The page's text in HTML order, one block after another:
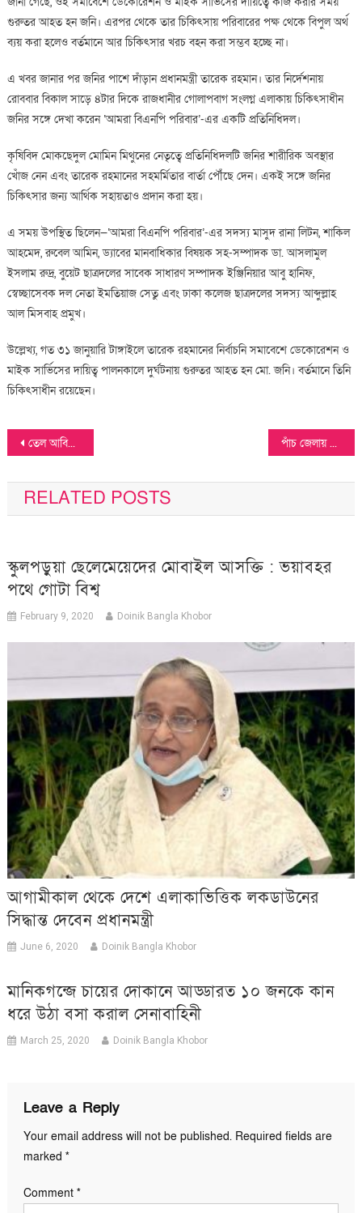
রহমান
গুরুতর আহত হন জনি। এরপর থেকে তার চিকিৎসায় পরিবারের পক্ষ থেকে বিপুল অর্থ
ব্যয় করা হলেও বর্তমানে আর চিকিৎসার খরচ বহন করা সম্ভব হচ্ছে না।
এ খবর জানার পর জনির পাশে দাঁড়ান প্রধানমন্ত্রী তারেক রহমান। তার নির্দেশনায়
রোববার বিকাল সাড়ে ৪টার দিকে রাজধানীর গোলাপবাগ সংলগ্ন এলাকায় চিকিৎসাধীন
জনির সঙ্গে দেখা করেন ‘আমরা বিএনপি পরিবার’-এর একটি প্রতিনিধিদল।
কৃষিবিদ মোকছেদুল মোমিন মিথুনের নেতৃত্বে প্রতিনিধিদলটি জনির শারীরিক অবস্থার
খোঁজ নেন এবং তারেক রহমানের সহমর্মিতার বার্তা পৌঁছে দেন। একই সঙ্গে জনির
চিকিৎসার জন্য আর্থিক সহায়তাও প্রদান করা হয়।
এ সময় উপস্থিত ছিলেন—‘আমরা বিএনপি পরিবার’-এর সদস্য মাসুদ রানা লিটন, শাকিল
আহমেদ, রুবেল আমিন, ড্যাবের মানবাধিকার বিষয়ক সহ-সম্পাদক ডা. আসলামুল
ইসলাম রুদ্র, বুয়েট ছাত্রদলের সাবেক সাধারণ সম্পাদক ইঞ্জিনিয়ার আবু হানিফ,
স্বেচ্ছাসেবক দল নেতা ইমতিয়াজ সেতু এবং ঢাকা কলেজ ছাত্রদলের সদস্য আব্দুল্লাহ
আল মিসবাহ প্রমুখ।
উল্লেখ্য, গত ৩১ জানুয়ারি টাঙ্গাইলে তারেক রহমানের নির্বাচনি সমাবেশে ডেকোরেশন ও
মাইক সার্ভিসের দায়িত্ব পালনকালে দুর্ঘটনায় গুরুতর আহত হন মো. জনি। বর্তমানে তিনি
চিকিৎসাধীন রয়েছেন।
Post
navigation
তেল আবিবের প্রাণকেন্দ্রে আছড়ে পড়ল ইরানের ক্ষেপণাস্ত্র, কাঁপছে ইসরাইল পাঁচ জেলায় নতুন জেলা প্রশাসক নিয়োগ
RELATED POSTS
স্কুলপড়ুয়া ছেলেমেয়েদের মোবাইল আসক্তি : ভয়াবহর
পথে গোটা বিশ্ব
February 9, 2020 Doinik Bangla Khobor
আগামীকাল থেকে দেশে এলাকাভিত্তিক লকডাউনের
সিদ্ধান্ত দেবেন প্রধানমন্ত্রী
June 6, 2020 Doinik Bangla Khobor
মানিকগন্জে চায়ের দোকানে আড্ডারত ১০ জনকে কান
ধরে উঠা বসা করাল সেনাবাহিনী
March 25, 2020 Doinik Bangla Khobor
Leave a Reply
Your email address will not be published. Required fields are
marked *
Comment *